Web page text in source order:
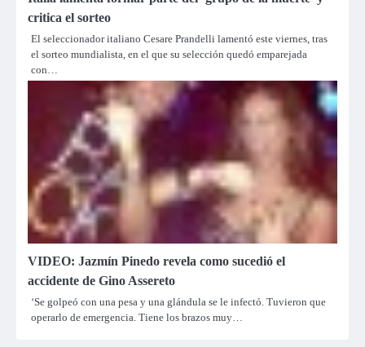
critica el sorteo
El seleccionador italiano Cesare Prandelli lamentó este viernes, tras
el sorteo mundialista, en el que su selección quedó emparejada
con…
VIDEO: Jazmín Pinedo revela como sucedió el
accidente de Gino Assereto
‘Se golpeó con una pesa y una glándula se le infectó. Tuvieron que
operarlo de emergencia. Tiene los brazos muy…